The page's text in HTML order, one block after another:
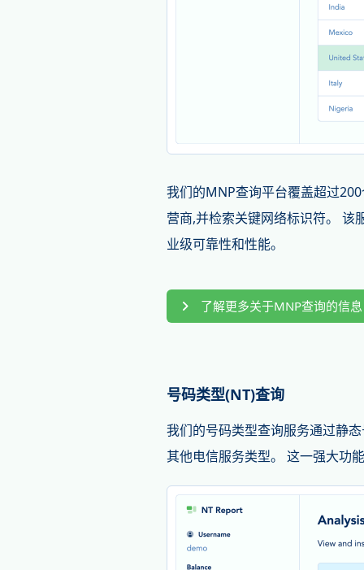
我们的MNP查询平台覆盖超过
营商,并检索关键网络标识符。 该
业级可靠性和性能。
了解更多关于MNP查询的信息
号码类型(NT)查询
我们的号码类型查询服务通过静
其他电信服务类型。 这一强大功